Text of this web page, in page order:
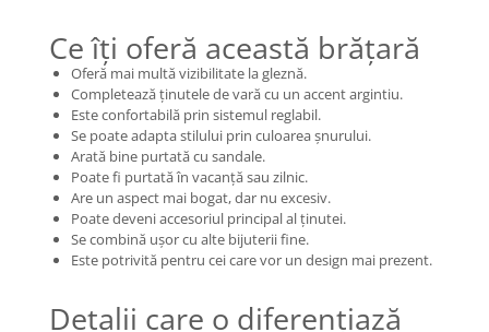
Ce îți oferă această brățară
Oferă mai multă vizibilitate la gleznă.
Completează ținutele de vară cu un accent argintiu.
Este confortabilă prin sistemul reglabil.
Se poate adapta stilului prin culoarea șnurului.
Arată bine purtată cu sandale.
Poate fi purtată în vacanță sau zilnic.
Are un aspect mai bogat, dar nu excesiv.
Poate deveni accesoriul principal al ținutei.
Se combină ușor cu alte bijuterii fine.
Este potrivită pentru cei care vor un design mai prezent.
Detalii care o diferențiază